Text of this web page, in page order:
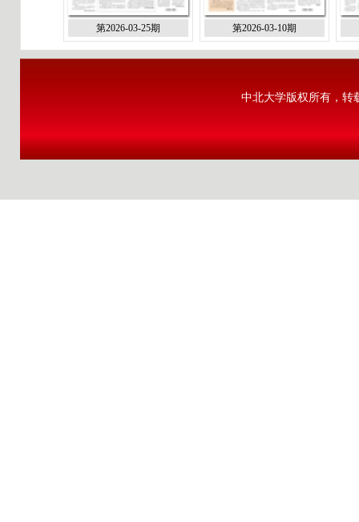
第2026-03-25期 第2026-03-10期
中北大学版权所有，转